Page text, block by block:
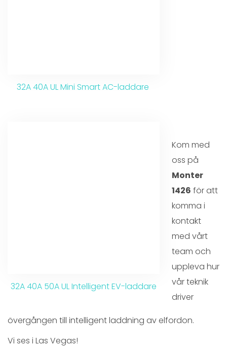
32A 40A UL Mini Smart AC-laddare
32A 40A 50A UL Intelligent EV-laddare
Kom med
oss på
Monter
1426 för att
komma i
kontakt
med vårt
team och
uppleva hur
vår teknik
driver
övergången till intelligent laddning av elfordon.
Vi ses i Las Vegas!